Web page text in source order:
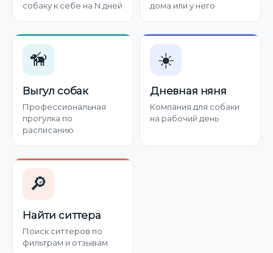
собаку к себе на N дней
дома или у него
🦮
Выгул собак
Профессиональная
прогулка по
расписанию
☀️
Дневная няня
Компания для собаки
на рабочий день
🔎
Найти ситтера
Поиск ситтеров по
фильтрам и отзывам